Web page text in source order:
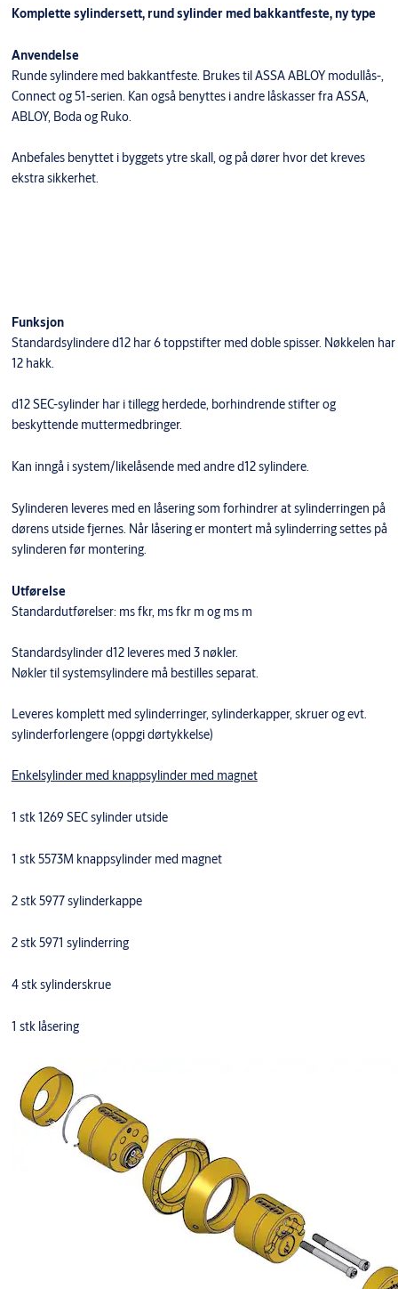
Komplette sylindersett, rund sylinder med bakkantfeste, ny type
Anvendelse
Runde sylindere med bakkantfeste. Brukes til ASSA ABLOY modullås-,
Connect og 51-serien. Kan også benyttes i andre låskasser fra ASSA,
ABLOY, Boda og Ruko.
Anbefales benyttet i byggets ytre skall, og på dører hvor det kreves
ekstra sikkerhet.
Funksjon
Standardsylindere d12 har 6 toppstifter med doble spisser. Nøkkelen har
12 hakk.
d12 SEC-sylinder har i tillegg herdede, borhindrende stifter og
beskyttende muttermedbringer.
​Kan inngå i system/likelåsende med andre d12 sylindere.
Sylinderen leveres med en låsering som forhindrer at sylinderringen på
dørens utside fjernes. Når låsering er montert må sylinderring settes på
sylinderen før montering.
Utførelse
Standardutførelser: ms fkr, ms fkr m og ms m
Standardsylinder d12 leveres med 3 nøkler.
Nøkler til systemsylindere må bestilles separat.
Leveres komplett med sylinderringer, sylinderkapper, skruer og evt.
sylinderforlengere (oppgi dørtykkelse)
Enkelsylinder med knappsylinder med magnet
1 stk 1269 SEC sylinder utside
1 stk 5573M knappsylinder med magnet
2 stk 5977 sylinderkappe
2 stk 5971 sylinderring
4 stk sylinderskrue
1 stk låsering